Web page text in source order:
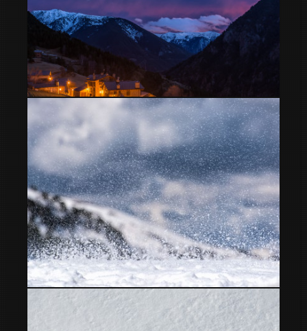
Cielos desde mi ventana